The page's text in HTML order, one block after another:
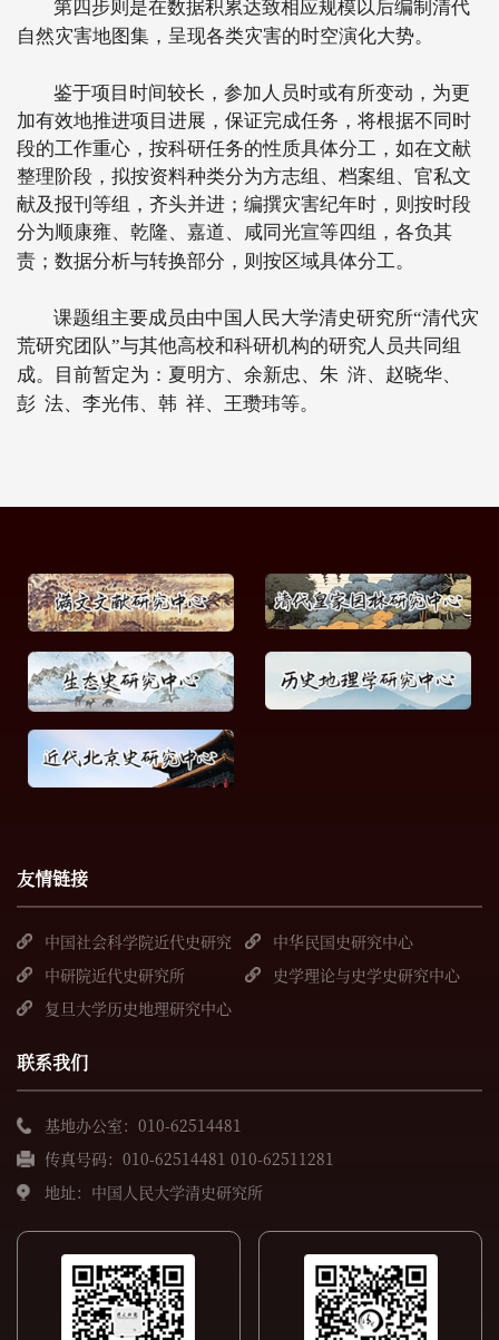
第四步则是在数据积累达致相应规模以后编制清代
自然灾害地图集，呈现各类灾害的时空演化大势。
鉴于项目时间较长，参加人员时或有所变动，为更
加有效地推进项目进展，保证完成任务，将根据不同时
段的工作重心，按科研任务的性质具体分工，如在文献
整理阶段，拟按资料种类分为方志组、档案组、官私文
献及报刊等组，齐头并进；编撰灾害纪年时，则按时段
分为顺康雍、乾隆、嘉道、咸同光宣等四组，各负其
责；数据分析与转换部分，则按区域具体分工。
课题组主要成员由中国人民大学清史研究所“清代灾
荒研究团队”与其他高校和科研机构的研究人员共同组
成。目前暂定为：夏明方、余新忠、朱 浒、赵晓华、
彭 法、李光伟、韩 祥、王瓒玮等。
友情链接
中国社会科学院近代史研究
所
中华民国史研究中心
中研院近代史研究所
史学理论与史学史研究中心
复旦大学历史地理研究中心
联系我们
基地办公室：010-62514481
传真号码：010-62514481 010-62511281
地址：中国人民大学清史研究所